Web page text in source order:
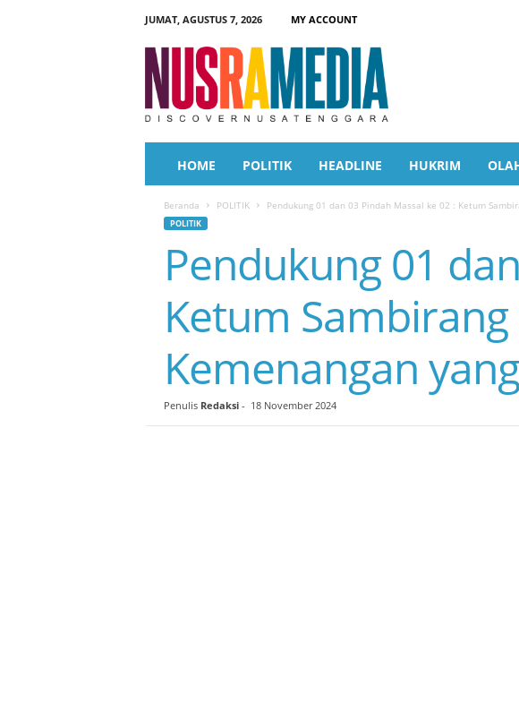
JUMAT, AGUSTUS 7, 2026
MY ACCOUNT
a
HOME POLITIK HEADLINE HUKRIM
Beranda POLITIK Pendukung 01 dan 03 Pindah Massal ke 02 : Ketum
POLITIK
Pendukung 01
Ketum Sambirang
Kemenangan
Penulis Redaksi- 18 November 2024